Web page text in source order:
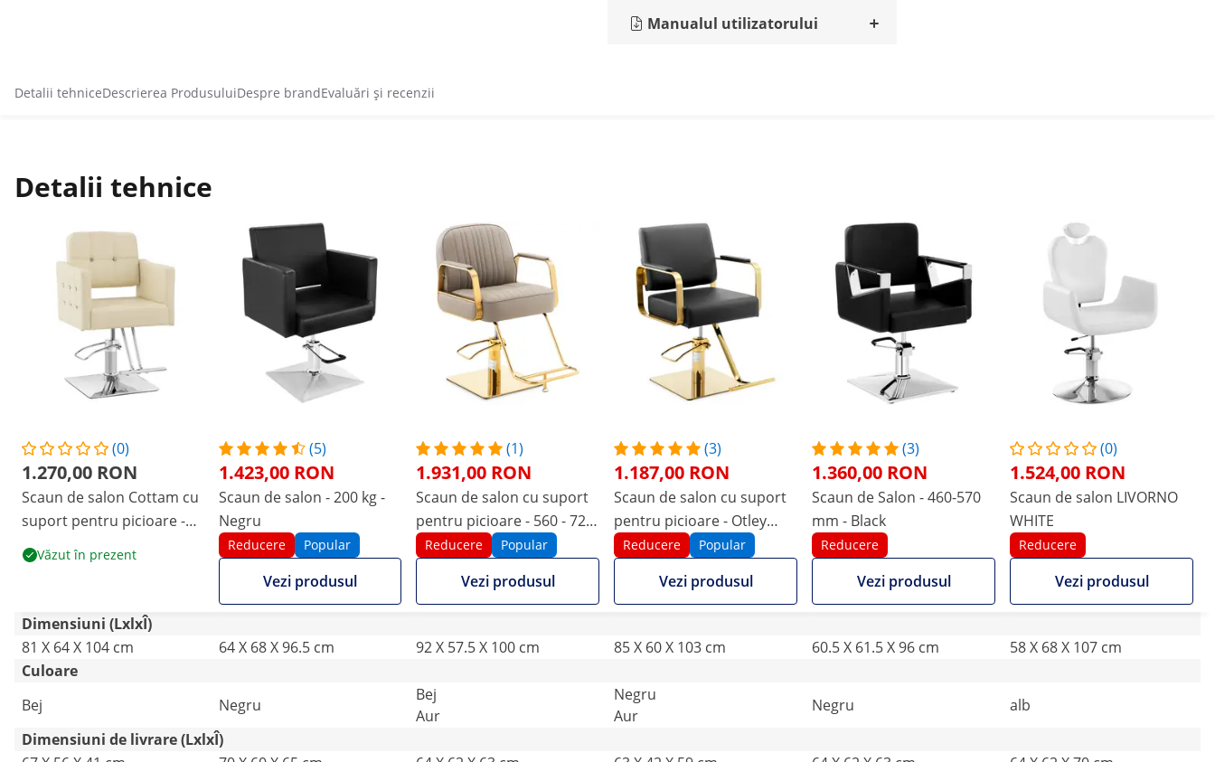
Manualul utilizatorului
Detalii tehniceDescrierea ProdusuluiDespre brandEvaluări și recenzii
Detalii tehnice
(0)
1.270,00 RON
Scaun de salon Cottam cu
suport pentru picioare -
înălțimea scaunului 49 - 63
cm - 150 kg - bej
Văzut în prezent
(5)
1.423,00 RON
Scaun de salon - 200 kg -
Negru
Reducere Popular
Vezi produsul
(1)
1.931,00 RON
Scaun de salon cu suport
pentru picioare - 560 - 720
mm - 200 kg - Auriu / Gri
Reducere Popular
Vezi produsul
(3)
1.187,00 RON
Scaun de salon cu suport
pentru picioare - Otley
Black
Reducere Popular
Vezi produsul
(3)
1.360,00 RON
Scaun de Salon - 460-570
mm - Black
Reducere
Vezi produsul
(0)
1.524,00 RON
Scaun de salon LIVORNO
WHITE
Reducere
Vezi produsul
Dimensiuni (LxlxÎ)
81 X 64 X 104 cm
64 X 68 X 96.5 cm 92 X 57.5 X 100 cm 85 X 60 X 103 cm 60.5 X 61.5 X 96 cm
58 X 68 X 107 cm
Culoare
Bej
Negru
Bej
Aur
Negru
Aur
Negru
alb
Dimensiuni de livrare (LxlxÎ)